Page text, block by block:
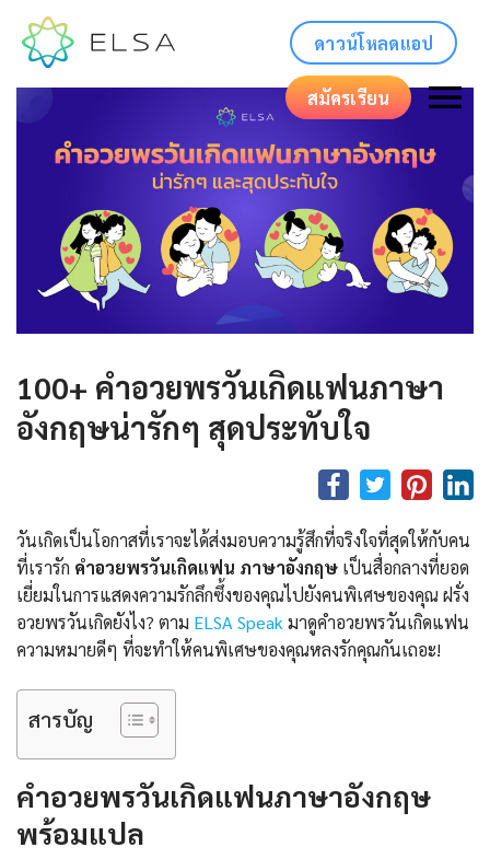
ดาวน์โหลดแอป
สมัครเรียน
100+ คําอวยพรวันเกิดแฟนภาษา
อังกฤษน่ารักๆ สุดประทับใจ
วันเกิดเป็นโอกาสที่เราจะได้ส่งมอบความรู้สึกที่จริงใจที่สุดให้กับคน
ที่เรารัก คําอวยพรวันเกิดแฟน ภาษาอังกฤษ เป็นสื่อกลางที่ยอด
เยี่ยมในการแสดงความรักลึกซึ้งของคุณไปยังคนพิเศษของคุณ ฝรั่ง
อวยพรวันเกิดยังไง? ตาม ELSA Speak มาดูคําอวยพรวันเกิดแฟน
ความหมายดีๆ ที่จะทำให้คนพิเศษของคุณหลงรักคุณกันเถอะ!
สารบัญ
คําอวยพรวันเกิดแฟนภาษาอังกฤษ
พร้อมแปล